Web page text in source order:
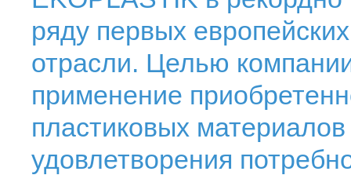
ряду первых
отрасли. Целью
применение
пластиковых
удовлетворения